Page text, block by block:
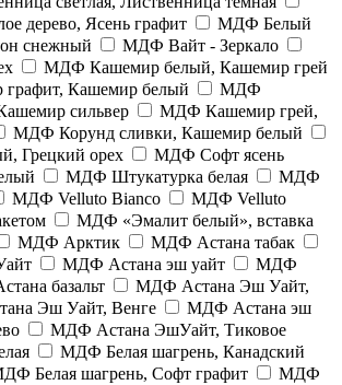
дерево, Ясень графит
МДФ Белый
снежный
МДФ Вайт - Зеркало
МДФ Кашемир белый, Кашемир грей
Кашемир белый
МДФ
сильвер
МДФ Кашемир грей,
МДФ Корунд сливки, Кашемир белый
Грецкий орех
МДФ Софт ясень
МДФ Штукатурка белая
МДФ
МДФ Velluto Bianco
МДФ Velluto
МДФ «Эмалит белый», вставка
МДФ Арктик
МДФ Астана табак
МДФ Астана эш уайт
МДФ
базальт
МДФ Астана Эш Уайт,
Эш Уайт, Венге
МДФ Астана эш
МДФ Астана ЭшУайт, Тиковое
МДФ Белая шагрень, Канадский
Белая шагрень, Софт графит
МДФ